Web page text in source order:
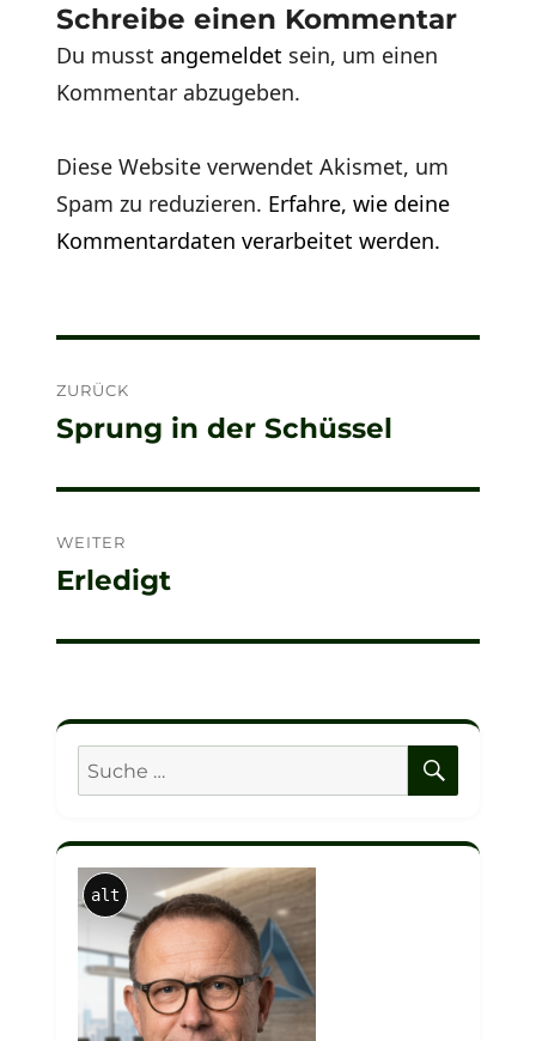
Schreibe einen Kommentar
Du musstangemeldet sein, um einen
Kommentar abzugeben.
Diese Website verwendet Akismet, um
Spam zu reduzieren. Erfahre, wie deine
Kommentardaten verarbeitet werden.
ZURÜCK
Vorheriger
Sprung in der Schüssel
WEITER
Nächster
Erledigt
Suche
nach:
alt